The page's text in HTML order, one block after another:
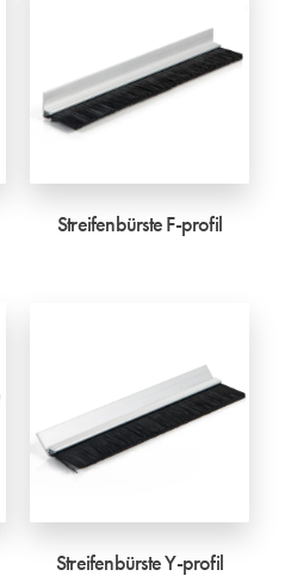
Streifenbürste F-profil
Streifenbürste Y-profil